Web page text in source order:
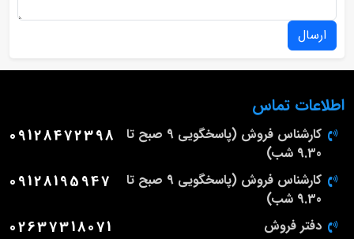
ارسال
اطلاعات تماس
کارشناس فروش (پاسخگویی 9 صبح تا
9.30 شب)
09128472398
کارشناس فروش (پاسخگویی 9 صبح تا
9.30 شب)
09128195947
دفتر فروش 02637318071